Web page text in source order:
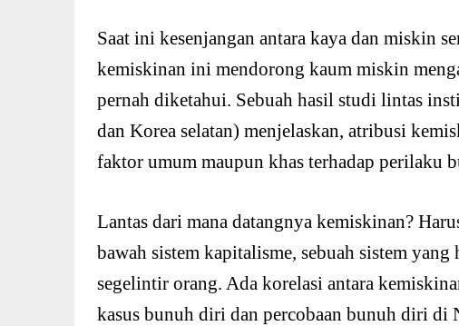
Saat ini kesenjangan antara kaya dan miskin
kemiskinan ini mendorong kaum miskin
pernah diketahui. Sebuah hasil studi lintas
dan Korea selatan) menjelaskan, atribusi
faktor umum maupun khas terhadap perilaku
Lantas dari mana datangnya kemiskinan?
bawah sistem kapitalisme, sebuah sistem yang
segelintir orang. Ada korelasi antara
kasus bunuh diri dan percobaan bunuh diri di